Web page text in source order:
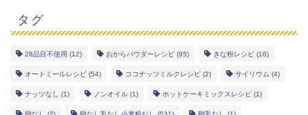
タグ
28品目不使用 (12) おからパウダーレシピ (95) きな粉レシピ (16)
オートミールレシピ (54) ココナッツミルクレシピ (2) サイリウム (4)
ナッツなし (1) ノンオイル (1) ホットケーキミックスレシピ (1)
幼児食レシピ